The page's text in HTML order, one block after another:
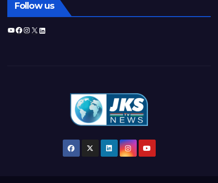
Follow us
YouTube
Facebook
Instagram
X LinkedIn